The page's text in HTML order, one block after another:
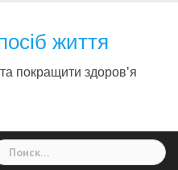
життя
покращити здоров'я